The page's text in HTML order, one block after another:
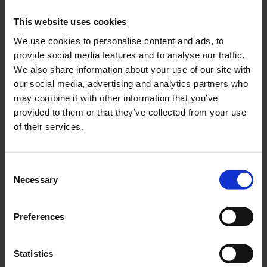
This website uses cookies
We use cookies to personalise content and ads, to
provide social media features and to analyse our traffic.
We also share information about your use of our site with
our social media, advertising and analytics partners who
may combine it with other information that you’ve
provided to them or that they’ve collected from your use
of their services.
Necessary
Preferences
Statistics
Förgasargummi Yamaha
FS1
YHF020-01-25-602
49 KR
KÖP
Fjäder förgasargummi
Yamaha FS1
YHF021-01-25-601
KÖP